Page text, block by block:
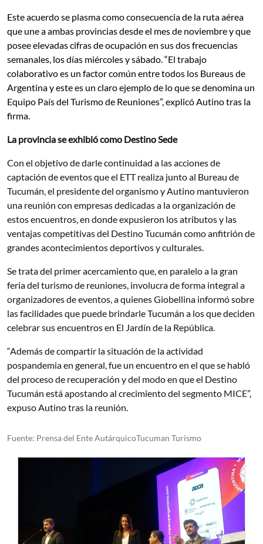
Este acuerdo se plasma como consecuencia de la ruta aérea
que une a ambas provincias desde el mes de noviembre y que
posee elevadas cifras de ocupación en sus dos frecuencias
semanales, los días miércoles y sábado. “El trabajo
colaborativo es un factor común entre todos los Bureaus de
Argentina y este es un claro ejemplo de lo que se denomina un
Equipo País del Turismo de Reuniones”, explicó Autino tras la
firma.
La provincia se exhibió como Destino Sede
Con el objetivo de darle continuidad a las acciones de
captación de eventos que el ETT realiza junto al Bureau de
Tucumán, el presidente del organismo y Autino mantuvieron
una reunión con empresas dedicadas a la organización de
estos encuentros, en donde expusieron los atributos y las
ventajas competitivas del Destino Tucumán como anfitrión de
grandes acontecimientos deportivos y culturales.
Se trata del primer acercamiento que, en paralelo a la gran
feria del turismo de reuniones, involucra de forma integral a
organizadores de eventos, a quienes Giobellina informó sobre
las facilidades que puede brindarle Tucumán a los que deciden
celebrar sus encuentros en El Jardín de la República.
“Además de compartir la situación de la actividad
pospandemia en general, fue un encuentro en el que se habló
del proceso de recuperación y del modo en que el Destino
Tucumán está apostando al crecimiento del segmento MICE”,
expuso Autino tras la reunión.
Fuente: Prensa del Ente AutárquicoTucuman Turismo